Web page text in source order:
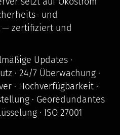
und
— zertifiziert und
Updates ·
· 24/7 Überwachung ·
· Hochverfügbarkeit ·
· Georedundantes
· ISO 27001